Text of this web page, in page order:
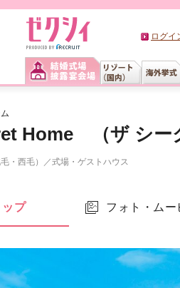
ログイ
Home （ザ シー
・西毛） ／式場・ゲストハウス
ップ フォト・ムー